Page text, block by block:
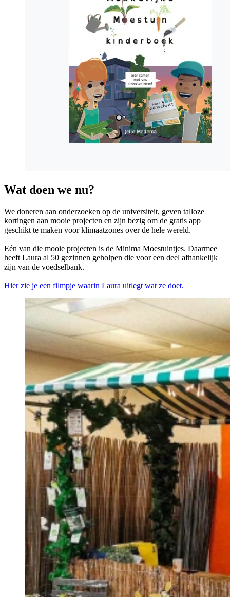
Wat doen we nu?
We doneren aan onderzoeken op de universiteit, geven talloze
kortingen aan mooie projecten en zijn bezig om de gratis app
geschikt te maken voor klimaatzones over de hele wereld.
Eén van die mooie projecten is de Minima Moestuintjes. Daarmee
heeft Laura al 50 gezinnen geholpen die voor een deel afhankelijk
zijn van de voedselbank.
Hier zie je een filmpje waarin Laura uitlegt wat ze doet.